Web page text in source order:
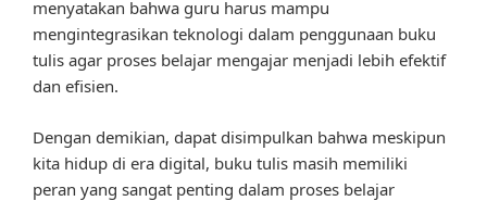
menyatakan bahwa guru harus mampu
mengintegrasikan teknologi dalam penggunaan buku
tulis agar proses belajar mengajar menjadi lebih efektif
dan efisien.
Dengan demikian, dapat disimpulkan bahwa meskipun
kita hidup di era digital, buku tulis masih memiliki
peran yang sangat penting dalam proses belajar